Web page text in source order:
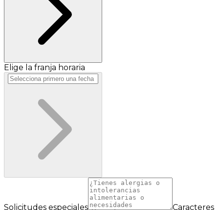
Elige la franja horaria
Solicitudes especiales Caracteres